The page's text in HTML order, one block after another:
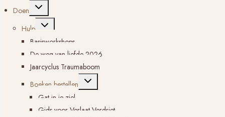
Doen
Toggle
Hulp
Toggle
submenu
Basisworkshops
De weg van liefde 2026
Jaarcyclus Traumaboom
Boeken bestellen
Toggle
Gat in je ziel
Gids voor Verlaat Verdriet